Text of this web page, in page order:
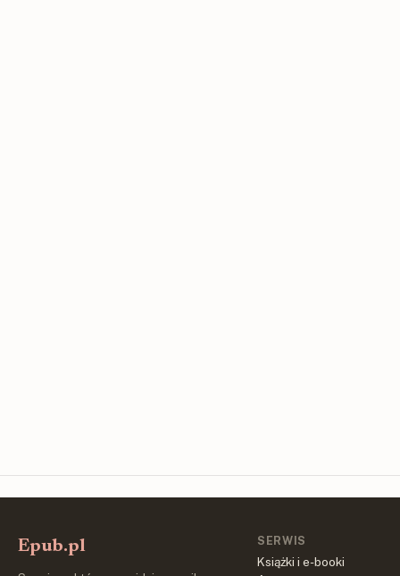
Epub.pl SERWIS
Książki i e-booki